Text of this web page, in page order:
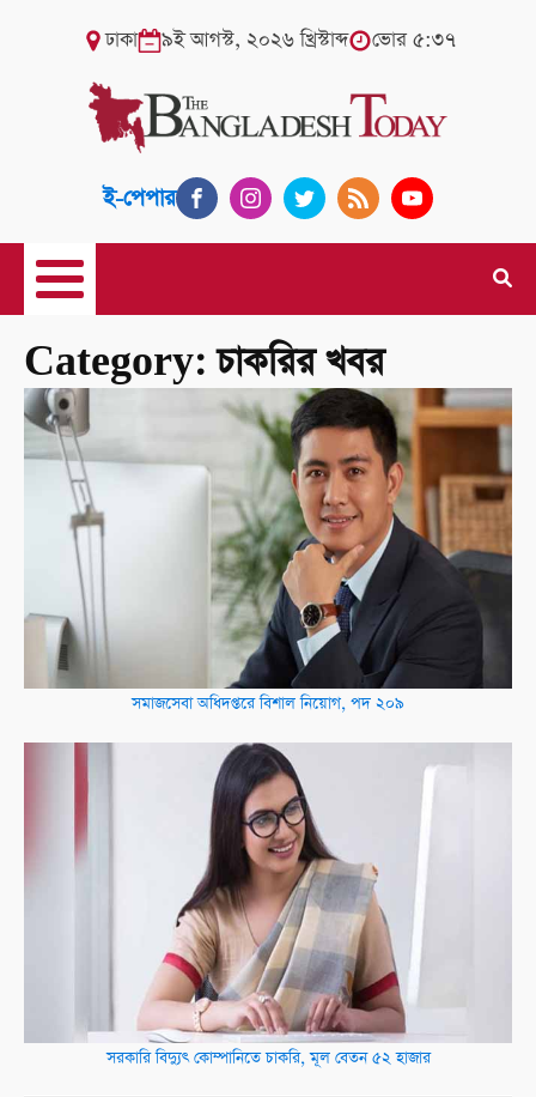
ঢাকা ৯ই আগস্ট, ২০২৬ খ্রিস্টাব্দ ভোর ৫:৩৭
ই-পেপার
Category:চাকরির খবর
সমাজসেবা অধিদপ্তরে বিশাল নিয়োগ, পদ ২০৯
সরকারি বিদ্যুৎ কোম্পানিতে চাকরি, মূল বেতন ৫২ হাজার